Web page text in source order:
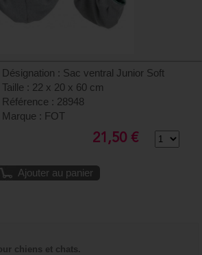
Désignation : Sac ventral Junior Soft
Taille : 22 x 20 x 60 cm
Référence : 28948
Marque : FOT
21,50 €
Ajouter au panier
chiens et chats.